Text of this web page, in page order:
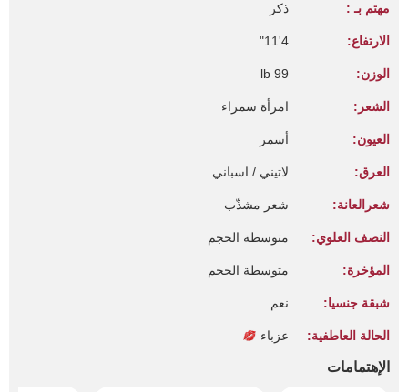
مهتم بـ : ذكر
الارتفاع: 4'11"
الوزن: 99 lb
الشعر: امرأة سمراء
العيون: أسمر
العرق: لاتيني / اسباني
شعرالعانة: شعر مشذّب
النصف العلوي: متوسطة الحجم
المؤخرة: متوسطة الحجم
شبقة جنسيا: نعم
الحالة العاطفية: عزباء
الإهتمامات